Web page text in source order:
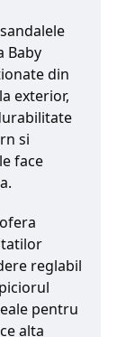
Baby
din
exterior,
si
face
reglabil
pentru
alta